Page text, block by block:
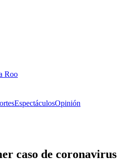
Roo
EspectáculosOpinión
caso de coronavirus